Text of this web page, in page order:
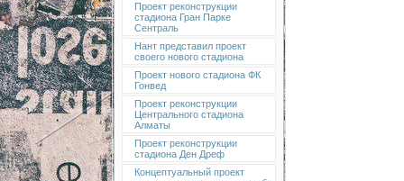
Проект реконструкции
стадиона Гран Парке
Сентраль
Нант представил проект
своего нового стадиона
Проект нового стадиона ФК
Гонвед
Проект реконструкции
Центрального стадиона
Алматы
Проект реконструкции
стадиона Ден Дреф
Концептуальный проект